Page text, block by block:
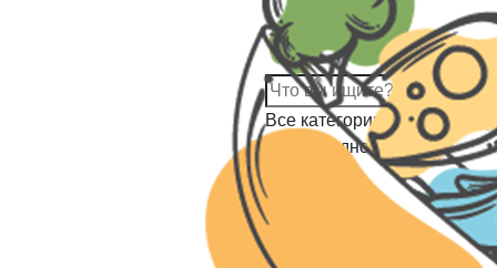
Все категории
Посуда одноразовая
Все товары